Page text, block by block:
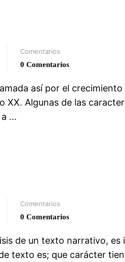
Comentarios
0 Comentarios
así por el
XX. Algunas de las
a …
Comentarios
0 Comentarios
de un texto narrativo, es
texto es; que carácter